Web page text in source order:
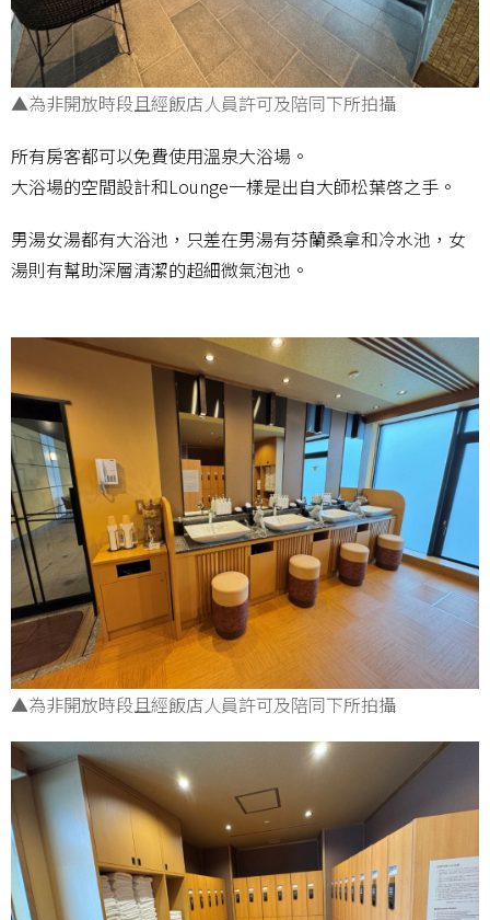
▲為非開放時段且經飯店人員許可及陪同下所拍攝
所有房客都可以免費使用溫泉大浴場。
大浴場的空間設計和Lounge一樣是出自大師松葉啓之手。
男湯女湯都有大浴池，只差在男湯有芬蘭桑拿和冷水池，女
湯則有幫助深層清潔的超細微氣泡池。
▲為非開放時段且經飯店人員許可及陪同下所拍攝